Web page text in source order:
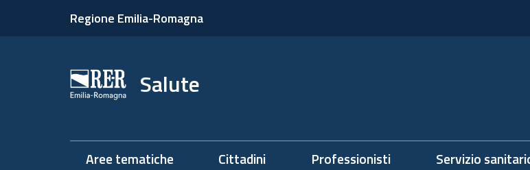
Regione Emilia-Romagna
Salute
Aree tematiche Cittadini Professionisti Servizio